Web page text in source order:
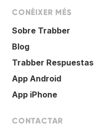
CONÈIXER MÉS
Sobre Trabber
Blog
Trabber Respuestas
App Android
App iPhone
CONTACTAR